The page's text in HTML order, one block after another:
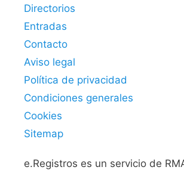
Directorios
Entradas
Contacto
Aviso legal
Política de privacidad
Condiciones generales
Cookies
Sitemap
e.Registros es un servicio de